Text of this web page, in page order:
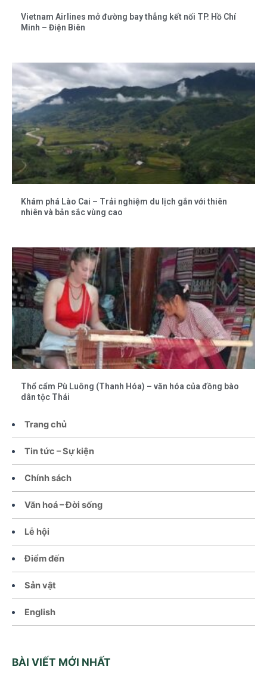
Trang chủ
Tin tức – Sự kiện
Chính sách
Văn hoá – Đời sống
Lễ hội
Điểm đến
Sản vật
English
BÀI VIẾT MỚI NHẤT
Vietnam Airlines mở đường bay thẳng kết nối TP. Hồ Chí
Minh – Điện Biên
Khám phá Lào Cai – Trải nghiệm du lịch gắn với thiên
nhiên và bản sắc vùng cao
Thổ cẩm Pù Luông (Thanh Hóa) – văn hóa của đồng bào
dân tộc Thái